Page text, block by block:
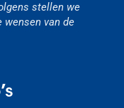
stellen we
wensen van de